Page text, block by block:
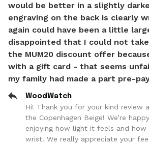
would be better in a slightly
engraving on the back is clearly
again could have been a little
disappointed that I could not
the MUM20 discount offer
with a gift card - that seems
my family had made a part pre-
WoodWatch
Hi! Thank you for your kind review
the Copenhagen Beige! We’re
enjoying how light it feels and
wrist. We really appreciate your